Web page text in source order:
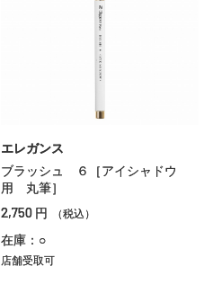
エレガンス
ブラッシュ ６［アイシャドウ
用 丸筆］
2,750 円 （税込）
在庫：○
店舗受取可